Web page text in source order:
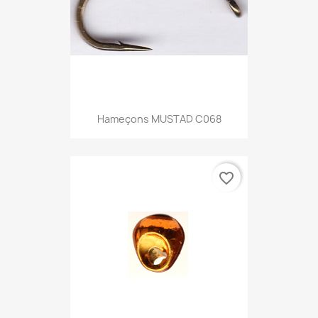
Hameçons MUSTAD C068
favorite_border